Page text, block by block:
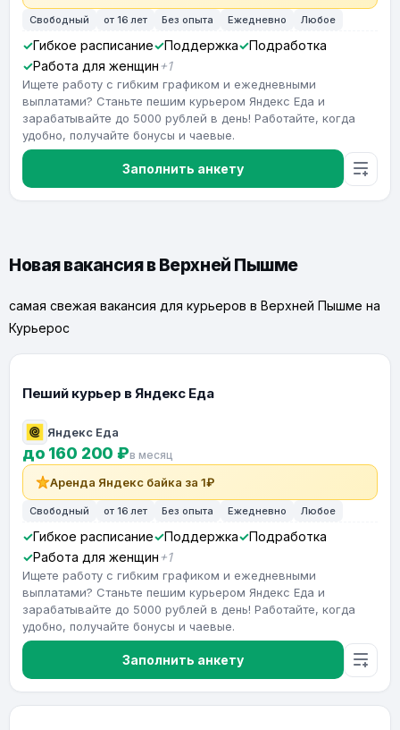
Свободный от 16 лет Без опыта Ежедневно Любое
Гибкое расписание Поддержка
Подработка
Работа для женщин +1
Ищете работу с гибким графиком и ежедневными
выплатами? Станьте пешим курьером Яндекс Еда и
зарабатывайте до 5000 рублей в день! Работайте, когда
удобно, получайте бонусы и чаевые.
Заполнить анкету
Новая вакансия в Верхней Пышме
самая свежая вакансия для курьеров в Верхней Пышме на
Курьерос
Пеший курьер в Яндекс Еда
Яндекс Еда
до 160 200 ₽в месяц
Аренда Яндекс байка за 1₽
Свободный от 16 лет Без опыта Ежедневно Любое
Гибкое расписание Поддержка
Подработка
Работа для женщин +1
Ищете работу с гибким графиком и ежедневными
выплатами? Станьте пешим курьером Яндекс Еда и
зарабатывайте до 5000 рублей в день! Работайте, когда
удобно, получайте бонусы и чаевые.
Заполнить анкету